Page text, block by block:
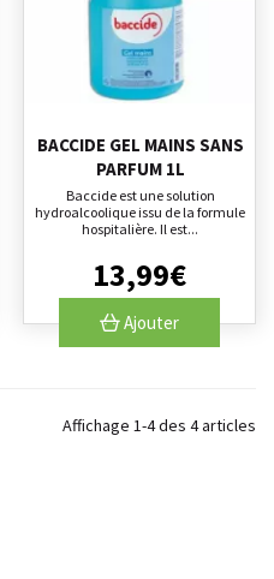
BACCIDE GEL MAINS SANS
PARFUM 1L
Baccide est une solution
hydroalcoolique issu de la formule
hospitalière. Il est...
13,99€
Ajouter
Affichage 1-4 des 4 articles